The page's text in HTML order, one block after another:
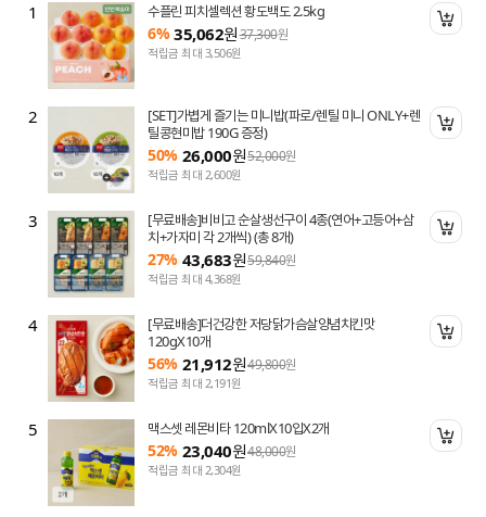
담기
담기
담기
담기
담기
1 수플린 피치셀렉션 황도백도 2.5kg
6% 35,062원37,300원
적립금 최대 3,506원
2
[SET]가볍게 즐기는 미니밥(파로/렌틸 미니 ONLY+렌
틸콩현미밥 190G 증정)
50% 26,000원52,000원
적립금 최대 2,600원
3
[무료배송]비비고 순살생선구이 4종(연어+고등어+삼
치+가자미 각 2개씩) (총 8개)
27% 43,683원59,840원
적립금 최대 4,368원
4
[무료배송]더건강한 저당닭가슴살양념치킨맛
120gX10개
56% 21,912원49,800원
적립금 최대 2,191원
5 맥스셋 레몬비타 120mlX10입X2개
52% 23,040원48,000원
적립금 최대 2,304원